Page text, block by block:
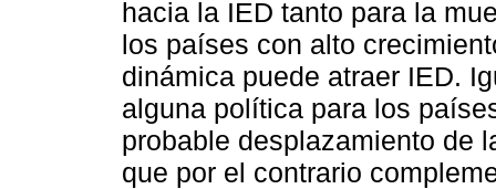
hacia la IED tanto para la
los países con alto
dinámica puede atraer IED.
alguna política para los
probable desplazamiento de
que por el contrario